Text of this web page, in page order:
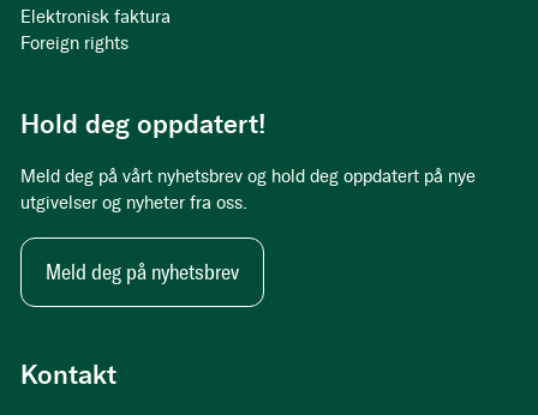
Kontakt
Elektronisk faktura
Foreign rights
Hold deg oppdatert!
Meld deg på vårt nyhetsbrev og hold deg oppdatert på nye
utgivelser og nyheter fra oss.
Meld deg på nyhetsbrev